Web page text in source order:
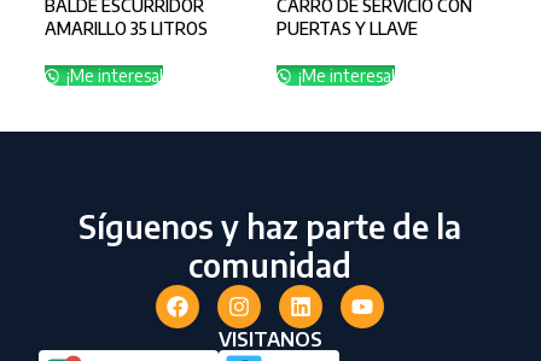
BALDE ESCURRIDOR
AMARILLO 35 LITROS
¡Me interesa!
CARRO DE SERVICIO CON
PUERTAS Y LLAVE
¡Me interesa!
Síguenos y haz parte de la
comunidad
VISITANOS